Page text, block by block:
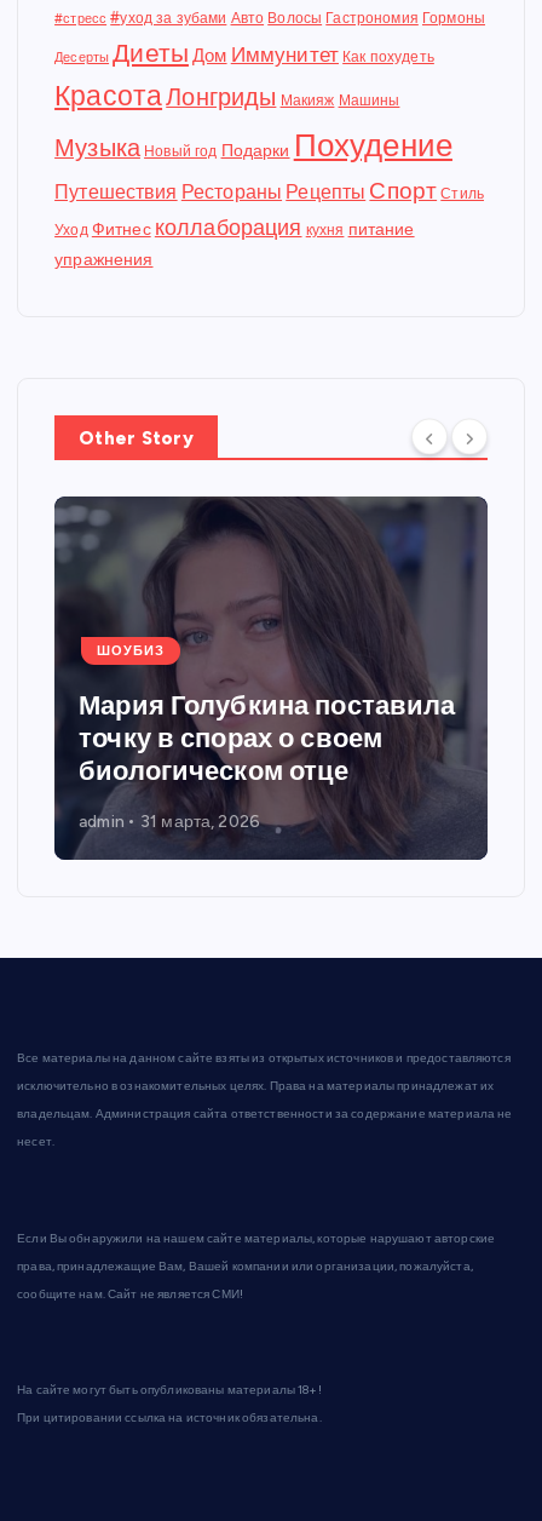
#стресс #уход за зубами Авто Волосы Гастрономия Гормоны
Десерты Диеты Дом Иммунитет Как похудеть
КрасотаЛонгриды Макияж Машины
Музыка Новый год Подарки Похудение
Путешествия Рестораны Рецепты Спорт Стиль
Уход Фитнес коллаборация кухня питание
упражнения
Other Story
ШОУБИЗ
Мария Голубкина поставила
точку в спорах о своем
биологическом отце
admin 31 марта, 2026
Все материалы на данном сайте взяты из открытых источников и предоставляются
исключительно в ознакомительных целях. Права на материалы принадлежат их
владельцам. Администрация сайта ответственности за содержание материала не
несет.
Если Вы обнаружили на нашем сайте материалы, которые нарушают авторские
права, принадлежащие Вам, Вашей компании или организации, пожалуйста,
сообщите нам. Сайт не является СМИ!
На сайте могут быть опубликованы материалы 18+!
При цитировании ссылка на источник обязательна.